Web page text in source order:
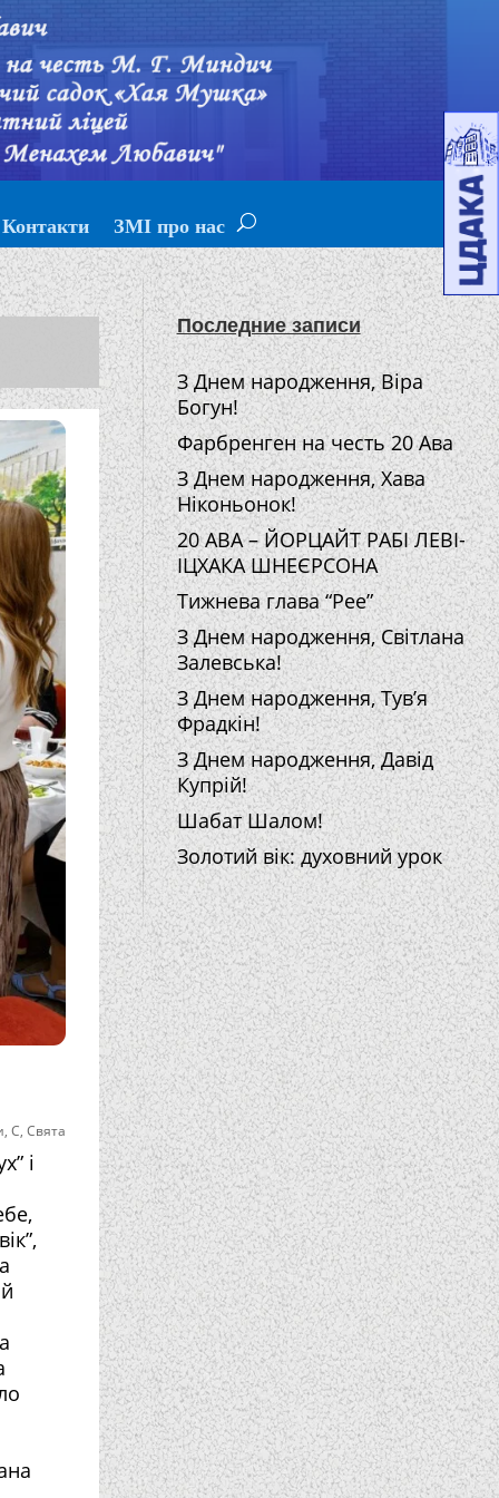
Контакти ЗМІ про нас
, С, Свята
і
Последние записи
З Днем народження, Віра
Богун!
Фарбренген на честь 20 Ава
З Днем народження, Хава
Ніконьонок!
20 АВА – ЙОРЦАЙТ РАБІ ЛЕВІ-
ІЦХАКА ШНЕЄРСОНА
Тижнева глава “Рее”
З Днем народження, Світлана
Залевська!
З Днем народження, Тув’я
Фрадкін!
З Днем народження, Давід
Купрій!
Шабат Шалом!
Золотий вік: духовний урок